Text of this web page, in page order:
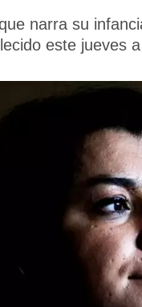
narra su
este jueves